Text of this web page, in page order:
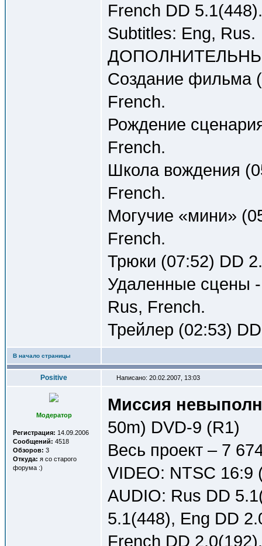
French DD 5.1(448).
Subtitles: Eng, Rus.
Создание фильма
French.
Рождение
French.
Школа вождения
French.
Могучие «мини»
French.
Трюки (07:52) DD
Удаленные сцены
Rus, French.
Трейлер (02:53)
В начало страницы
Positive Написано: 20.02.2007, 13:03
Модератор
Регистрация: 14.09.2006
Сообщений: 4518
Обзоров: 3
Откуда: я со старого
форума :)
Миссия
50m) DVD-9 (R1)
Весь проект – 7
VIDEO: NTSC 16:9
AUDIO: Rus DD
5.1(448), Eng DD
French DD 2.0(192).